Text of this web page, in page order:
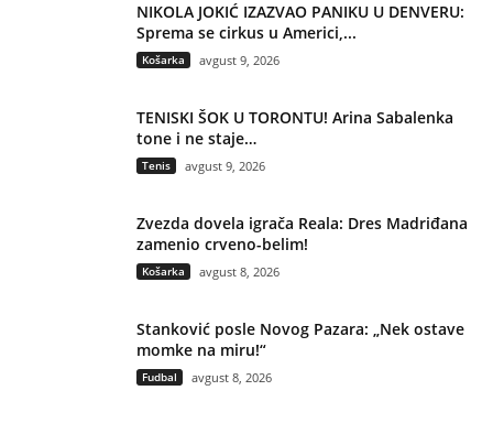
NIKOLA JOKIĆ IZAZVAO PANIKU U DENVERU:
Sprema se cirkus u Americi,...
Košarka avgust 9, 2026
TENISKI ŠOK U TORONTU! Arina Sabalenka
tone i ne staje…
Tenis avgust 9, 2026
Zvezda dovela igrača Reala: Dres Madriđana
zamenio crveno-belim!
Košarka avgust 8, 2026
Stanković posle Novog Pazara: „Nek ostave
momke na miru!“
Fudbal avgust 8, 2026